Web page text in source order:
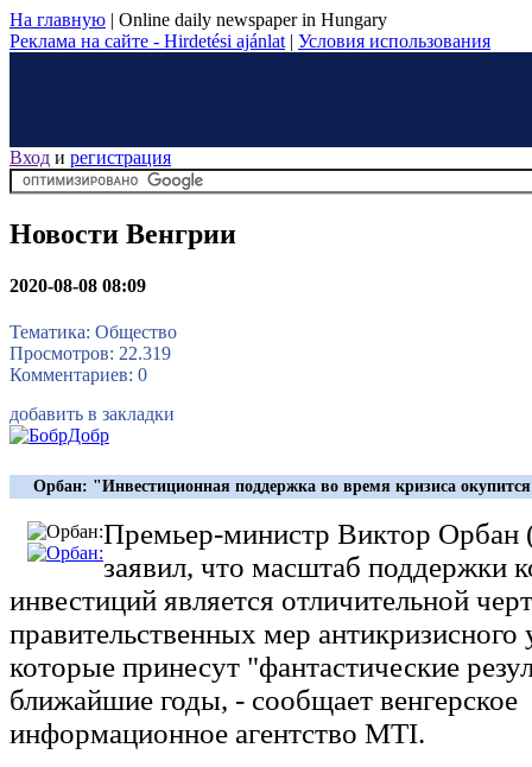
На главную | Online daily newspaper in Hungary
Реклама на сайте - Hirdetési ajánlat | Условия использования
Вход и регистрация
Новости Венгрии
2020-08-08 08:09
Тематика: Общество
Просмотров: 22.319
Комментариев: 0
добавить в закладки
Орбан: "Инвестиционная поддержка во время кризиса
Премьер-министр Виктор Орбан
заявил, что масштаб поддержки
инвестиций является отличительной
правительственных мер антикризисного
которые принесут "фантастические
ближайшие годы, - сообщает венгерское
информационное агентство MTI.